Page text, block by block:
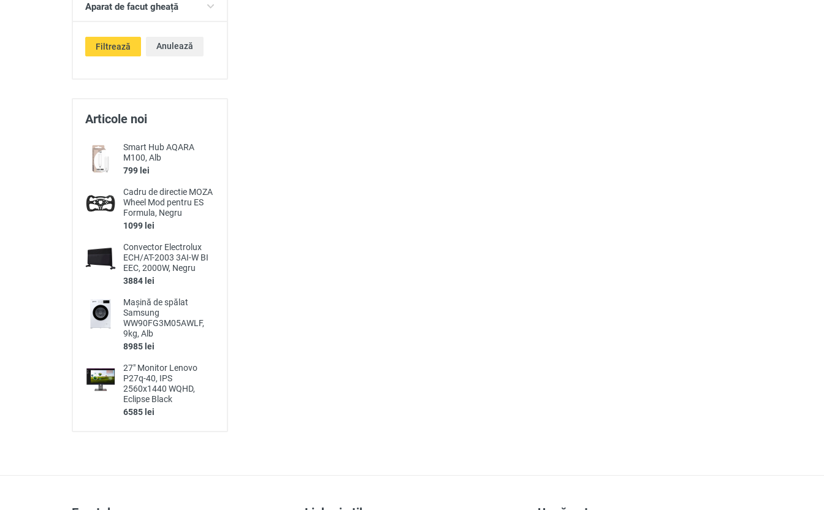
Aparat de facut gheață
Filtrează Anulează
Articole noi
Smart Hub AQARA
M100, Alb
799 lei
Cadru de directie MOZA
Wheel Mod pentru ES
Formula, Negru
1099 lei
Convector Electrolux
ECH/AT-2003 3AI-W BI
EEC, 2000W, Negru
3884 lei
Mașină de spălat
Samsung
WW90FG3M05AWLF,
9kg, Alb
8985 lei
27" Monitor Lenovo
P27q-40, IPS
2560x1440 WQHD,
Eclipse Black
6585 lei